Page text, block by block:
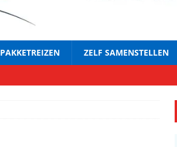
PAKKETREIZEN ZELF SAMENSTELLEN